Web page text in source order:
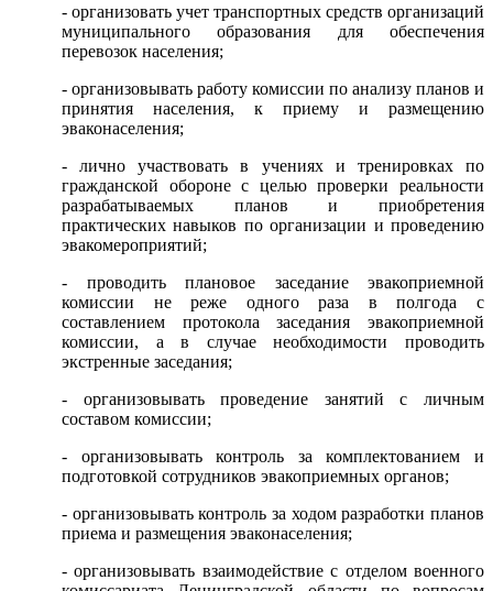
- организовать учет транспортных средств организаций
муниципального образования для обеспечения
перевозок населения;
- организовывать работу комиссии по анализу планов и
принятия населения, к приему и размещению
эваконаселения;
- лично участвовать в учениях и тренировках по
гражданской обороне с целью проверки реальности
разрабатываемых планов и приобретения
практических навыков по организации и проведению
эвакомероприятий;
- проводить плановое заседание эвакоприемной
комиссии не реже одного раза в полгода с
составлением протокола заседания эвакоприемной
комиссии, а в случае необходимости проводить
экстренные заседания;
- организовывать проведение занятий с личным
составом комиссии;
- организовывать контроль за комплектованием и
подготовкой сотрудников эвакоприемных органов;
- организовывать контроль за ходом разработки планов
приема и размещения эваконаселения;
- организовывать взаимодействие с отделом военного